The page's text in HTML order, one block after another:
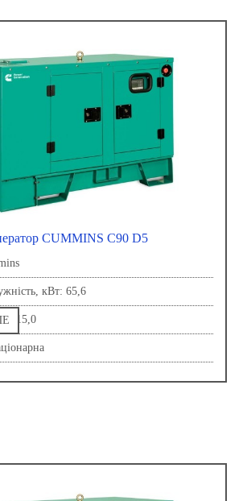
CUMMINS C90 D5
кВт: 65,6
415,0